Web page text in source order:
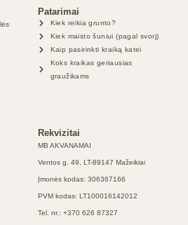
Patarimai
Kiek reikia grunto?
Kiek maisto šuniui (pagal svorį)
Kaip pasirinkti kraiką katei
Koks kraikas geriausias
graužikams
Rekvizitai
MB AKVANAMAI
Ventos g. 49, LT-89147 Mažeikiai
Įmonės kodas: 306367166
PVM kodas: LT100016142012
Tel. nr.: +370 626 87327